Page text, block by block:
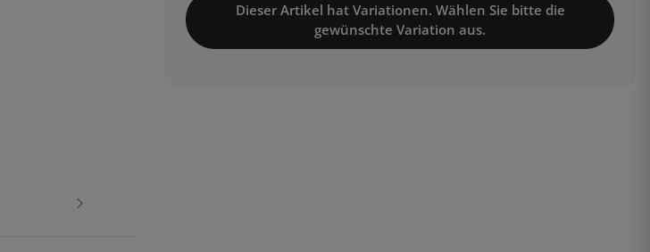
Dieser Artikel hat Variationen. Wählen Sie bitte die
gewünschte Variation aus.